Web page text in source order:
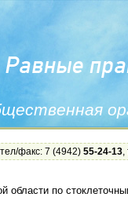
факс: 7 (4942) 55-24-13,
области по